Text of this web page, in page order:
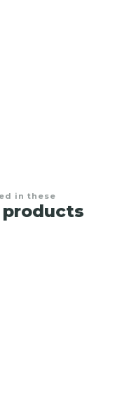
in these